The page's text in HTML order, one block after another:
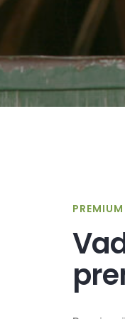
PREMIUM